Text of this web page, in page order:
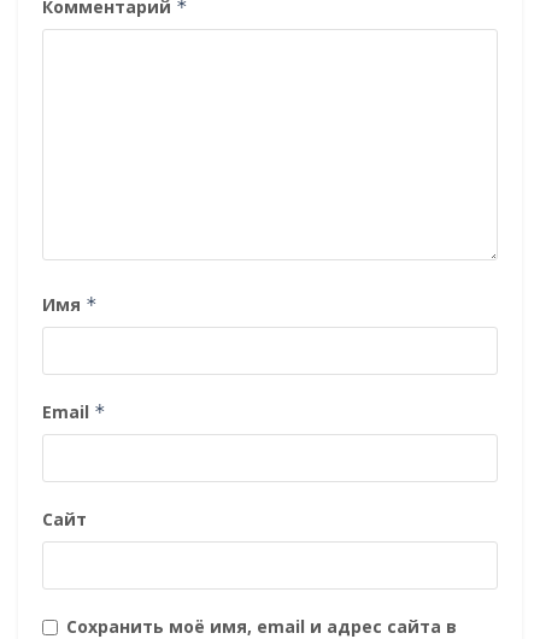
Комментарий *
Имя *
Email *
Сайт
Сохранить моё имя, email и адрес сайта в